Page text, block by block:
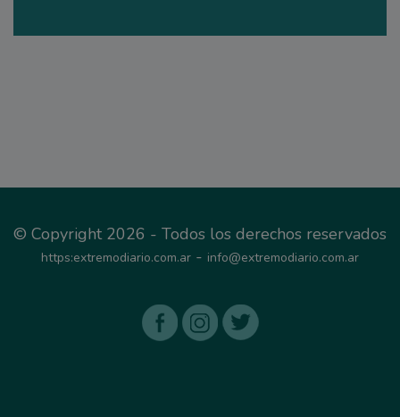
© Copyright 2026 - Todos los derechos reservados
https:extremodiario.com.ar - info@extremodiario.com.ar